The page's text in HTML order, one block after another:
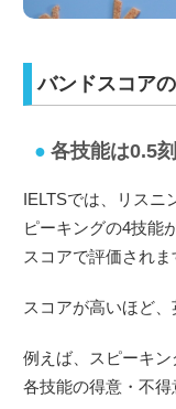
バンドスコア
各技能は0.5
IELTSでは、リス
ピーキングの4技能
スコアで評価されま
スコアが高いほど、
例えば、スピーキン
各技能の得意・不得